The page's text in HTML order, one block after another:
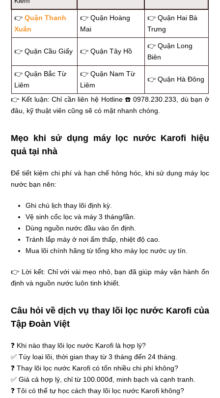
👉Quận Thanh
Xuân
👉 Quận Hoàng
Mai
👉 Quận Hai Bà
Trưng
👉 Quận Cầu Giấy 👉 Quận Tây Hồ
👉 Quận Long
Biên
👉 Quận Bắc Từ
Liêm
👉 Quận Nam Từ
Liêm
👉 Quận Hà Đông
👉 Kết luận: Chỉ cần liên hệ Hotline ☎️ 0978.230.233, dù bạn ở
đâu, kỹ thuật viên cũng sẽ có mặt nhanh chóng.
Mẹo khi sử dụng máy lọc nước Karofi hiệu
quả tại nhà
Để tiết kiệm chi phí và hạn chế hỏng hóc, khi sử dụng máy lọc
nước bạn nên:
Ghi chú lịch thay lõi định kỳ.
Vệ sinh cốc lọc và máy 3 tháng/lần.
Dùng nguồn nước đầu vào ổn định.
Tránh lắp máy ở nơi ẩm thấp, nhiệt độ cao.
Mua lõi chính hãng từ tổng kho máy lọc nước uy tín.
👉 Lời kết: Chỉ với vài mẹo nhỏ, bạn đã giúp máy vận hành ổn
định và nguồn nước luôn tinh khiết.
Câu hỏi về dịch vụ thay lõi lọc nước Karofi của
Tập Đoàn Việt
❓ Khi nào thay lõi lọc nước Karofi là hợp lý?
✅ Tùy loại lõi, thời gian thay từ 3 tháng đến 24 tháng.
❓ Thay lõi lọc nước Karofi có tốn nhiều chi phí không?
✅ Giá cả hợp lý, chỉ từ 100.000đ, minh bạch và cạnh tranh.
❓ Tôi có thể tự học cách thay lõi lọc nước Karofi không?